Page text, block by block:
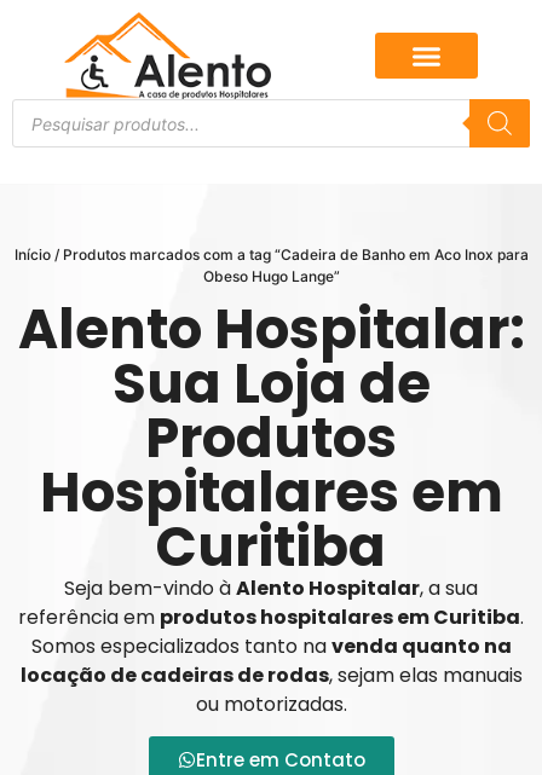
Início/ Produtos marcados com a tag “Cadeira de Banho em Aco Inox para
Obeso Hugo Lange”
Alento Hospitalar:
Sua Loja de
Produtos
Hospitalares em
Curitiba
Seja bem-vindo àAlento Hospitalar, a sua
referência em produtos hospitalares em Curitiba.
Somos especializados tanto navenda quanto na
locação de cadeiras de rodas, sejam elas manuais
ou motorizadas.
Entre em Contato